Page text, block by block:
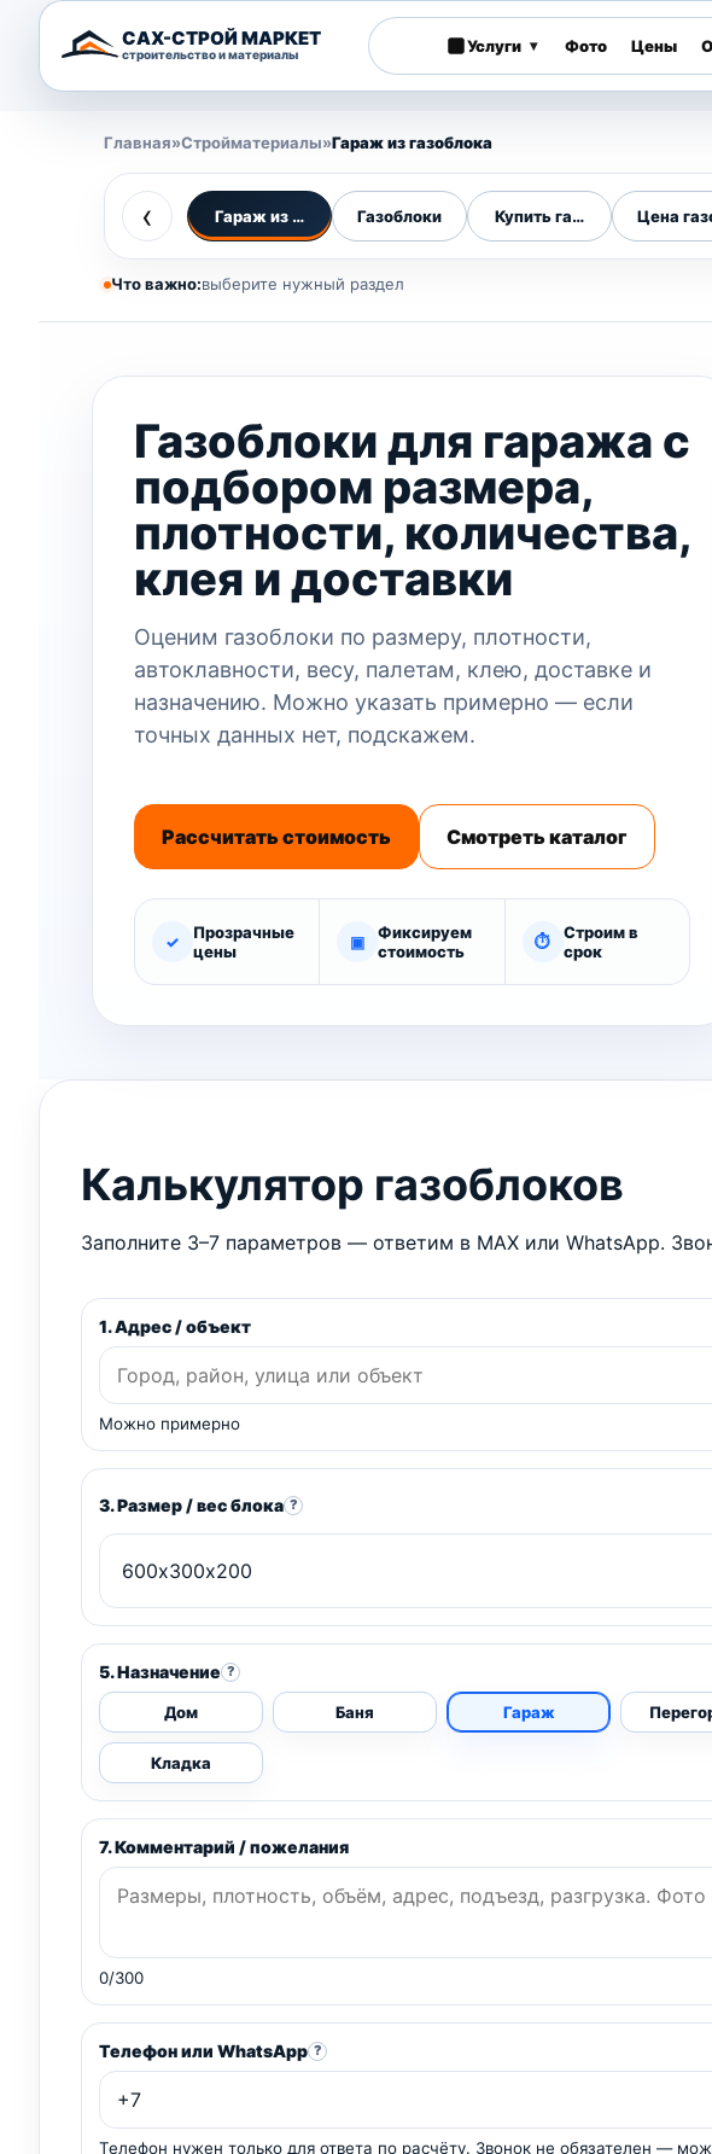
САХ-СТРОЙ МАРКЕТ
строительство и материалы Услуги ▾ Фото Цены
Главная»Стройматериалы»Гараж из газоблока
‹ Гараж из газоблокаГазоблоки Купить газоблок Цена
Что важно:выберите нужный раздел
Газоблоки для гаража с
подбором размера,
плотности, количества,
клея и доставки
Оценим газоблоки по размеру, плотности,
автоклавности, весу, палетам, клею, доставке и
назначению. Можно указать примерно — если
точных данных нет, подскажем.
Рассчитать стоимость Смотреть каталог
✓
Прозрачные
цены
▣
Фиксируем
стоимость
⏱
Строим в
срок
Калькулятор газоблоков
Заполните 3–7 параметров — ответим в MAX или WhatsApp.
1. Адрес / объект
Можно примерно
3. Размер / вес блока ?
5. Назначение ?
Дом Баня Гараж
Кладка
7. Комментарий / пожелания
0/300
Телефон или WhatsApp ?
Телефон нужен только для ответа по расчёту. Звонок не обязателен —